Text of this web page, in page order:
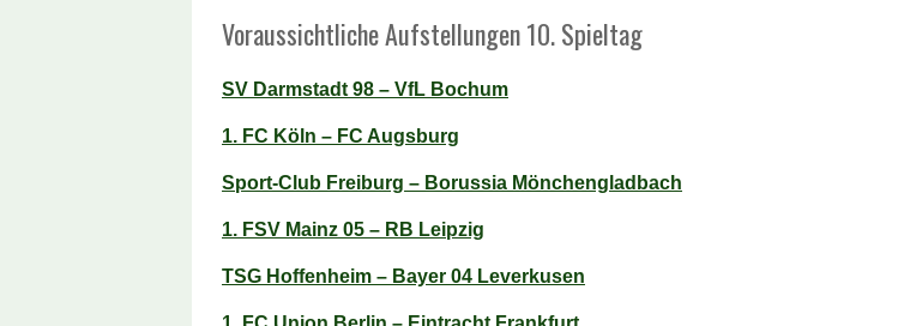
Voraussichtliche Aufstellungen 10. Spieltag
SV Darmstadt 98 – VfL Bochum
1. FC Köln – FC Augsburg
Sport-Club Freiburg – Borussia Mönchengladbach
1. FSV Mainz 05 – RB Leipzig
TSG Hoffenheim – Bayer 04 Leverkusen